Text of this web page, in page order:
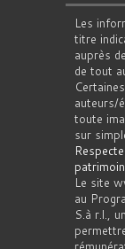
Les
titre
auprès
de tout
auteurs/
toute
sur
Le site
au
S.à r.l.,